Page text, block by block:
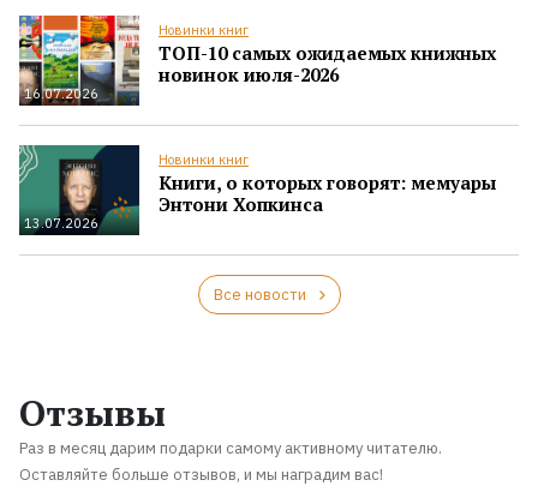
16.07.2026
Новинки книг
ТОП-10 самых ожидаемых книжных
новинок июля-2026
13.07.2026
Новинки книг
Книги, о которых говорят: мемуары
Энтони Хопкинса
Все новости
Отзывы
Раз в месяц дарим подарки самому активному читателю.
Оставляйте больше отзывов, и мы наградим вас!